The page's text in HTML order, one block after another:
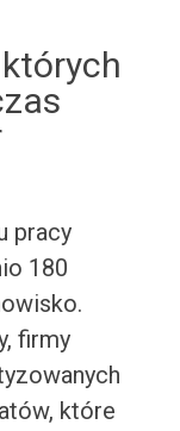
pracy
180
firmy
które